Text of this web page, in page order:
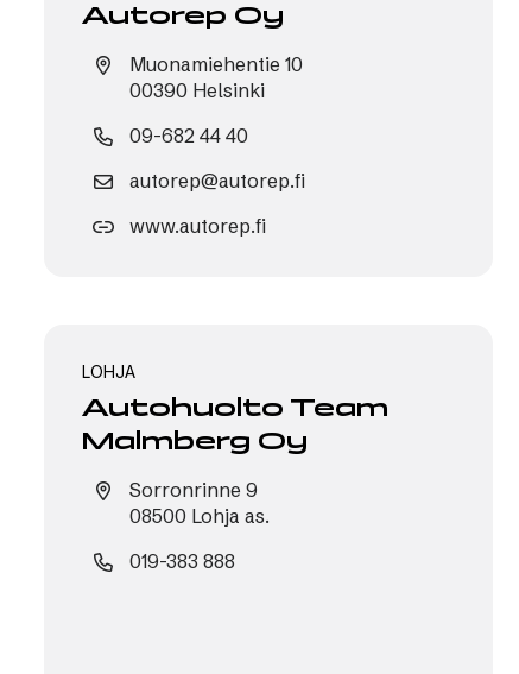
Autorep Oy
Muonamiehentie 10
00390 Helsinki
09-682 44 40
autorep@autorep.fi
www.autorep.fi
LOHJA
Autohuolto Team
Malmberg Oy
Sorronrinne 9
08500 Lohja as.
019-383 888